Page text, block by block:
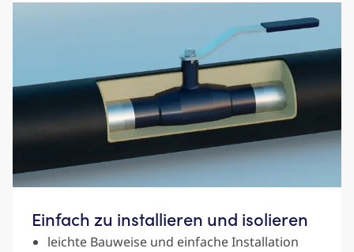
Einfach zu installieren und isolieren
leichte Bauweise und einfache Installation